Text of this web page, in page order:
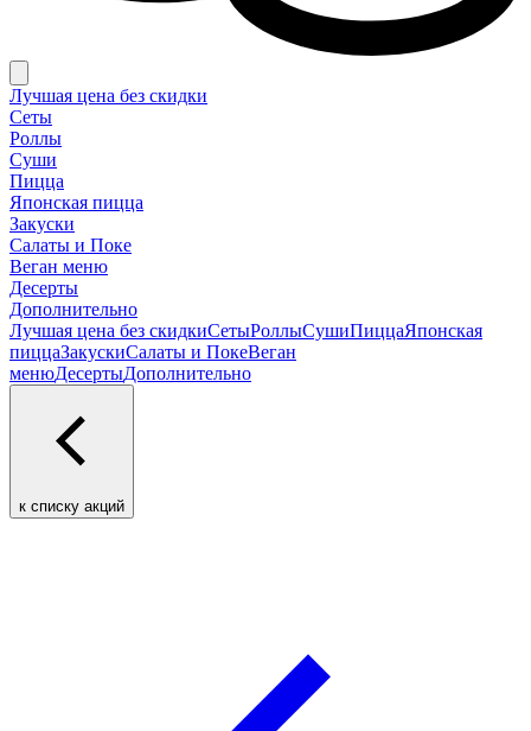
Лучшая цена без скидки
Сеты
Роллы
Суши
Пицца
Японская пицца
Закуски
Салаты и Поке
Веган меню
Десерты
Дополнительно
Лучшая цена без скидкиСетыРоллыСушиПиццаЯпонская
пиццаЗакускиСалаты и ПокеВеган
менюДесертыДополнительно
к списку акций